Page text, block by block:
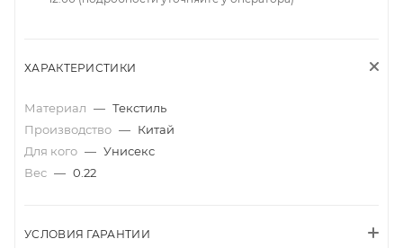
ХАРАКТЕРИСТИКИ
Материал — Текстиль
Производство — Китай
Для кого — Унисекс
Вес — 0.22
УСЛОВИЯ ГАРАНТИИ